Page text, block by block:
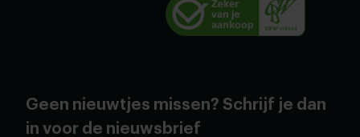
Geen nieuwtjes missen? Schrijf je dan
in voor de nieuwsbrief